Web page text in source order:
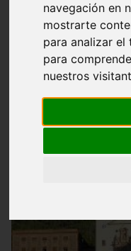
navegación en
mostrarte
para analizar
para
nuestros